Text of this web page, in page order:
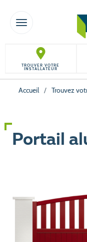
TOGGLE
TROUVER VOTRE
INSTALLATEUR
Accueil / Trouvez
Portail